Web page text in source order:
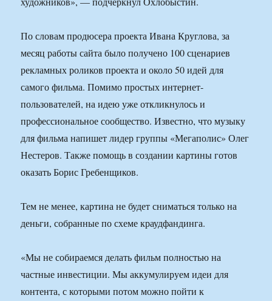
По словам продюсера проекта Ивана Круглова, за
месяц работы сайта было получено 100 сценариев
рекламных роликов проекта и около 50 идей для
самого фильма. Помимо простых интернет-
пользователей, на идею уже откликнулось и
профессиональное сообщество. Известно, что музыку
для фильма напишет лидер группы «Мегаполис» Олег
Нестеров. Также помощь в создании картины готов
оказать Борис Гребенщиков.
Тем не менее, картина не будет сниматься только на
деньги, собранные по схеме краудфандинга.
«Мы не собираемся делать фильм полностью на
частные инвестиции. Мы аккумулируем идеи для
контента, с которыми потом можно пойти к